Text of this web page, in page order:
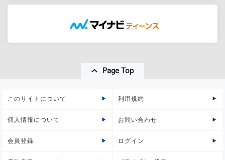
Page Top
このサイトについて 利用規約
個人情報について お問い合わせ
会員登録 ログイン